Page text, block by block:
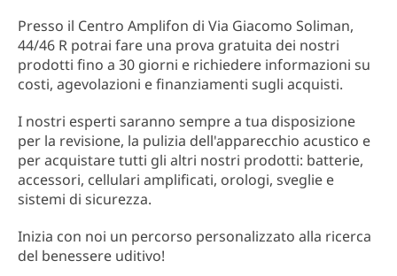
Presso il Centro Amplifon di Via Giacomo Soliman,
44/46 R potrai fare una prova gratuita dei nostri
prodotti fino a 30 giorni e richiedere informazioni su
costi, agevolazioni e finanziamenti sugli acquisti.
I nostri esperti saranno sempre a tua disposizione
per la revisione, la pulizia dell'apparecchio acustico e
per acquistare tutti gli altri nostri prodotti: batterie,
accessori, cellulari amplificati, orologi, sveglie e
sistemi di sicurezza.
Inizia con noi un percorso personalizzato alla ricerca
del benessere uditivo!